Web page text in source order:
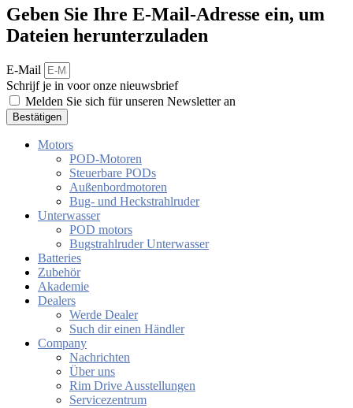
Geben Sie Ihre E-Mail-Adresse ein, um
Dateien herunterzuladen
E-Mail
Schrijf je in voor onze nieuwsbrief
Melden Sie sich für unseren Newsletter an
Bestätigen
Motors
POD-Motoren
Steuerbare PODs
Außenbordmotoren
Bug- und Heckstrahlruder
Unterwasser
POD motors
Bugstrahlruder Unterwasser
Batteries
Zubehör
Akademie
Dealers
Werde Dealer
Such dir einen Händler
Company
Nachrichten
Über uns
Rim Drive Ausstellungen
Servicezentrum